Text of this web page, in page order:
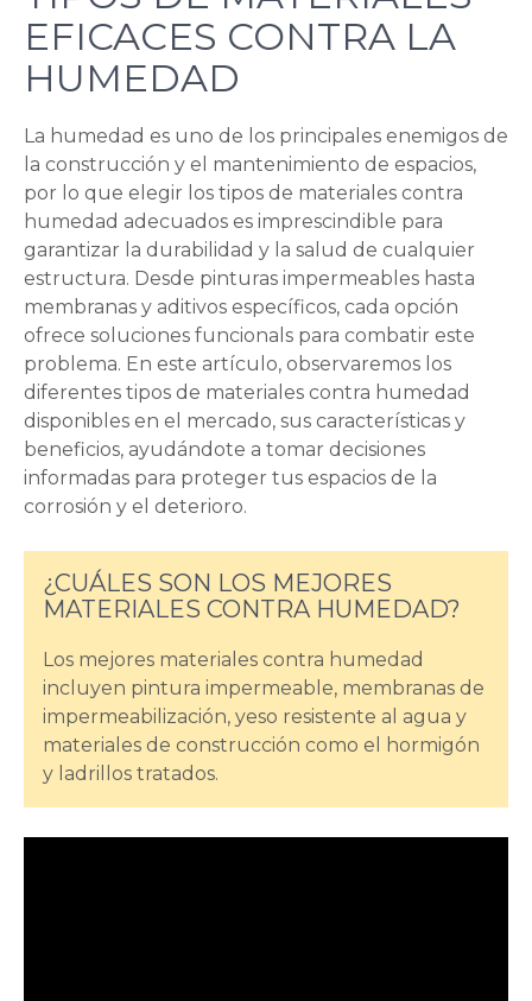
EFICACES CONTRA LA
HUMEDAD
La humedad es uno de los principales enemigos de
la construcción y el mantenimiento de espacios,
por lo que elegir los tipos de materiales contra
humedad adecuados es imprescindible para
garantizar la durabilidad y la salud de cualquier
estructura. Desde pinturas impermeables hasta
membranas y aditivos específicos, cada opción
ofrece soluciones funcionals para combatir este
problema. En este artículo, observaremos los
diferentes tipos de materiales contra humedad
disponibles en el mercado, sus características y
beneficios, ayudándote a tomar decisiones
informadas para proteger tus espacios de la
corrosión y el deterioro.
¿CUÁLES SON LOS MEJORES
MATERIALES CONTRA HUMEDAD?
Los mejores materiales contra humedad
incluyen pintura impermeable, membranas de
impermeabilización, yeso resistente al agua y
materiales de construcción como el hormigón
y ladrillos tratados.